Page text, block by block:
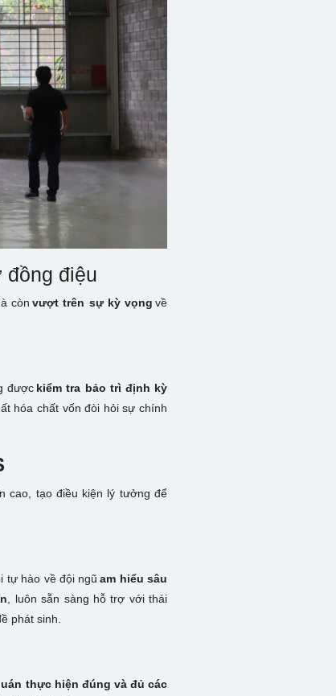
điệu
cònvượt trên sự kỳ vọng về
được kiểm tra bảo trì định kỳ
hóa chất vốn đòi hỏi sự chính
cao, tạo điều kiện lý tưởng để
tự hào về đội ngũam hiểu sâu
, luôn sẵn sàng hỗ trợ với thái
phát sinh.
thực hiện đúng và đủ các